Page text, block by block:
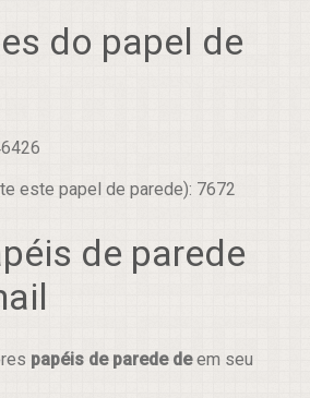
do papel de
este papel de parede): 7672
de parede
papéis de parede deem seu